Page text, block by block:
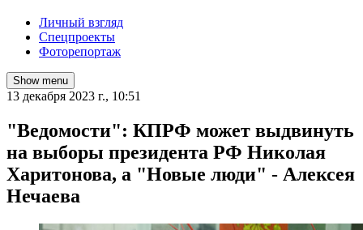
Личный взгляд
Спецпроекты
Фоторепортаж
Show menu
13 декабря 2023 г., 10:51
"Ведомости": КПРФ может выдвинуть
на выборы президента РФ Николая
Харитонова, а "Новые люди" - Алексея
Нечаева